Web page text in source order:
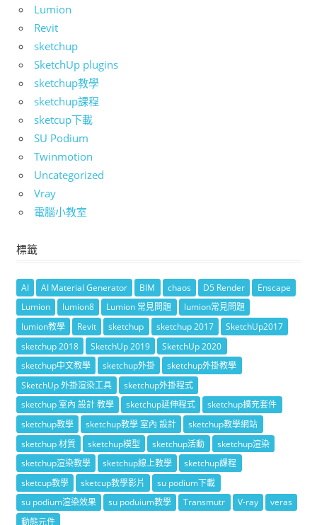
Lumion
Revit
sketchup
SketchUp plugins
sketchup教學
sketchup課程
sketcup下載
SU Podium
Twinmotion
Uncategorized
Vray
電腦小教室
標籤
AI AI Material Generator BIM chaos D5 Render
Enscape
Lumion
lumion8 Lumion 常見問題
lumion常見問題
lumion教學
Revit sketchup sketchup 2017
SketchUp2017
sketchup 2018
SketchUp 2019
SketchUp 2020
sketchup中文教學
sketchup外掛
sketchup外掛教學
SketchUp 外掛渲染工具
sketchup外掛程式
sketchup 室內 設計 教學
sketchup延伸程式
sketchup擴充套件
sketchup教學
sketchup教學 室內 設計
sketchup教學網站
sketchup 材質
sketchup模型 sketchup活動
sketchup渲染
sketchup渲染教學
sketchup線上教學
sketchup課程
sketcup教學
sketcup教學影片
su podium下載
su podium渲染效果
su poduium教學 Transmutr V-ray
veras
動態元件